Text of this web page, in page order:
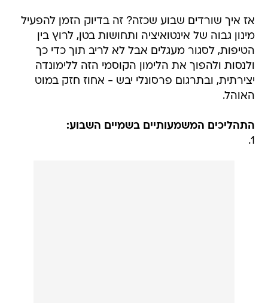
אז איך שורדים שבוע שכזה? זה בדיוק הזמן להפעיל
מינון גבוה של אינטואיציה ותחושות בטן, לרוץ בין
הטיפות, לסגור מעגלים אבל לא לריב תוך כדי כך
ולנסות ולהפוך את הלימון הקוסמי הזה ללימונדה
יצירתית, ובתרגום פרסונלי יבש - אחוז חזק במוט
האוהל.
התהליכים המשמעותיים בשמיים השבוע:
1.